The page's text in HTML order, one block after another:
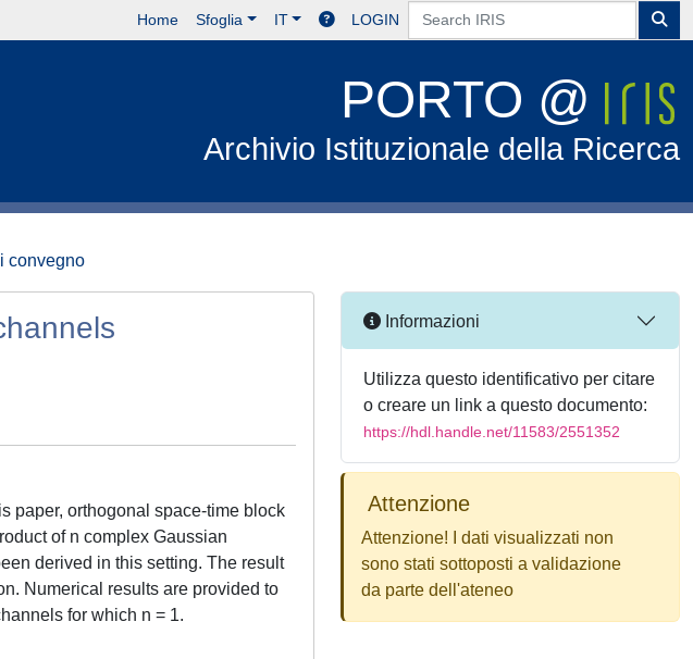
Home Sfoglia IT LOGIN
PORTO @
Archivio Istituzionale della Ricerca
convegno
paper, orthogonal space-time block
of n complex Gaussian
derived in this setting. The result
Numerical results are provided to
for which n = 1.
Informazioni
Utilizza questo identificativo per citare
o creare un link a questo documento:
https://hdl.handle.net/11583/2551352
Attenzione
Attenzione! I dati visualizzati non
sono stati sottoposti a validazione
da parte dell'ateneo